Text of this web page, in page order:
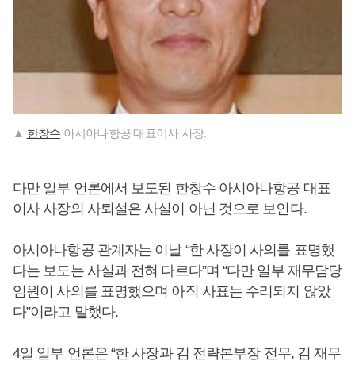
▲ 한창수 아시아나항공 대표이사 사장.
다만 일부 언론에서 보도된 한창수아시아나항공 대표
이사 사장의 사퇴설은 사실이 아닌 것으로 보인다.
아시아나항공 관계자는 이날 “한 사장이 사의를 표명했
다는 보도는 사실과 전혀 다르다”며 “다만 일부 재무담당
임원이 사의를 표명했으며 아직 사표는 수리되지 않았
다”이라고 말했다.
4일 일부 언론은 “한 사장과 김 전략본부장 전무, 김 재무